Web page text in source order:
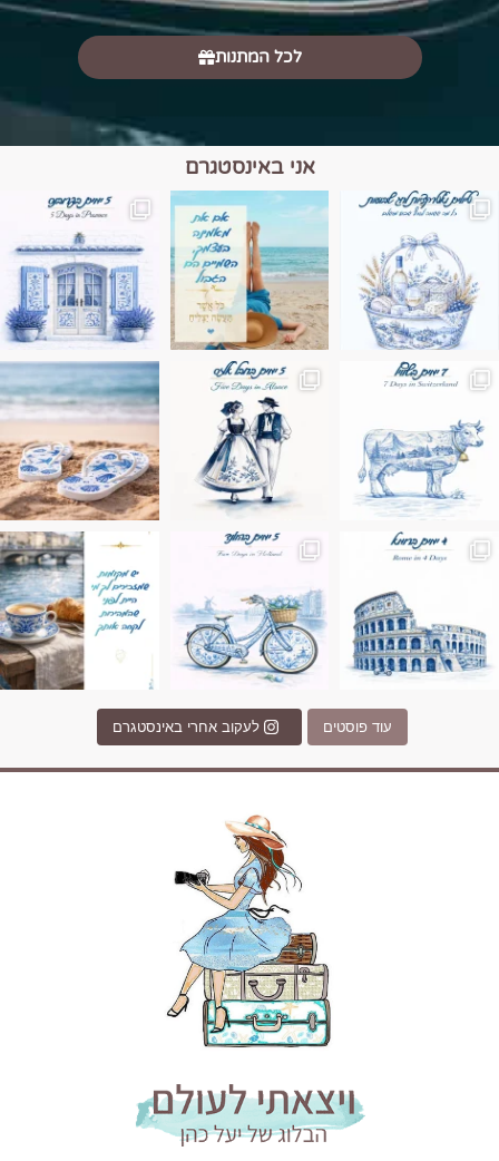
לכל המתנות
אני באינסטגרם
הם הגבול 💙🩵
בחבל אלזס צרפת
בחופשה שבו הכל נהיה פשוט יותר. החול, הי
Instagram post
Instagram post 17994326828955248
עוד פוסטים לעקוב אחרי באינסטגרם